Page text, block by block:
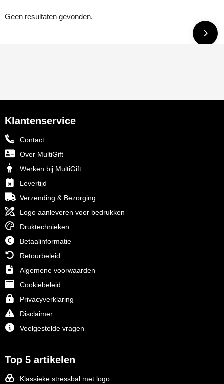
Geen resultaten gevonden.
Klantenservice
Contact
Over MultiGift
Werken bij MultiGift
Levertijd
Verzending & Bezorging
Logo aanleveren voor bedrukken
Druktechnieken
Betaalinformatie
Retourbeleid
Algemene voorwaarden
Cookiebeleid
Privacyverklaring
Disclaimer
Veelgestelde vragen
Top 5 artikelen
Klassieke stressbal met logo